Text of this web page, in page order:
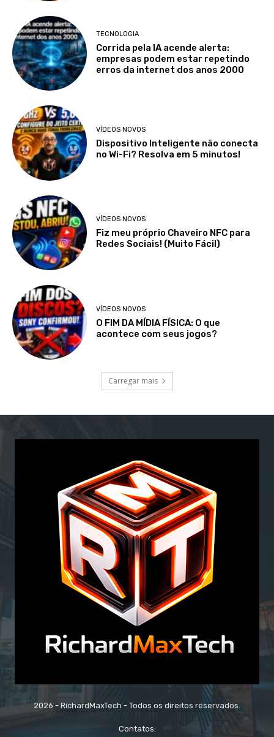
TECNOLOGIA
Corrida pela IA acende alerta:
empresas podem estar repetindo
erros da internet dos anos 2000
VÍDEOS NOVOS
Dispositivo Inteligente não conecta
no Wi-Fi? Resolva em 5 minutos!
VÍDEOS NOVOS
Fiz meu próprio Chaveiro NFC para
Redes Sociais! (Muito Fácil)
VÍDEOS NOVOS
O FIM DA MÍDIA FÍSICA: O que
acontece com seus jogos?
Carregar mais
2026 - RichardMaxTech - Todos os direitos reservados.
Contatos: